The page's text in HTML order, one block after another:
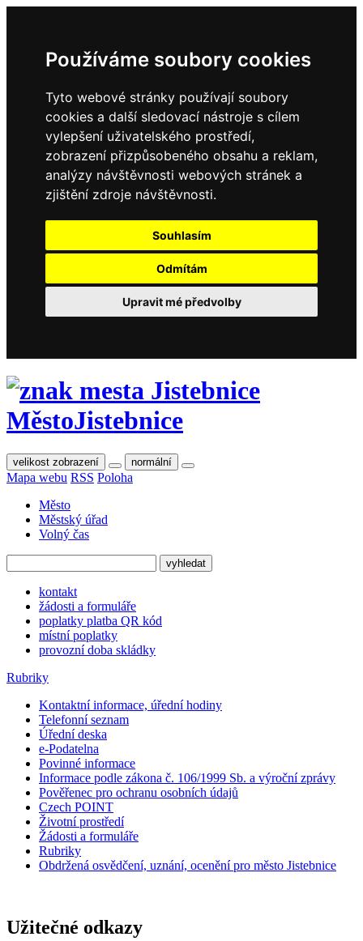
Používáme soubory cookies
Tyto webové stránky používají soubory
cookies a další sledovací nástroje s cílem
vylepšení uživatelského prostředí,
zobrazení přizpůsobeného obsahu a reklam,
analýzy návštěvnosti webových stránek a
zjištění zdroje návštěvnosti.
Souhlasím
Odmítám
Upravit mé předvolby
MěstoJistebnice
velikost zobrazení normální
Mapa webu RSS Poloha
Město
Městský úřad
Volný čas
kontakt
žádosti a formuláře
poplatky platba QR kód
místní poplatky
provozní doba skládky
Rubriky
Kontaktní informace, úřední hodiny
Telefonní seznam
Úřední deska
e-Podatelna
Povinné informace
Informace podle zákona č. 106/1999 Sb. a výroční zprávy
Pověřenec pro ochranu osobních údajů
Czech POINT
Životní prostředí
Žádosti a formuláře
Rubriky
Obdržená osvědčení, uznání, ocenění pro město Jistebnice
Užitečné odkazy